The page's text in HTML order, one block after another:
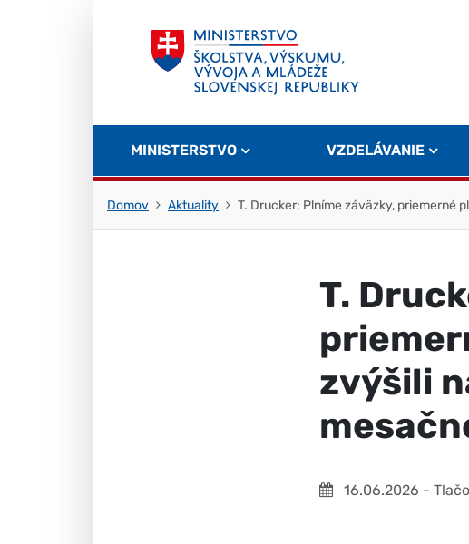
MINISTERSTVO VZDELÁVANIE
Domov Aktuality T. Drucker: Plníme záväzky, priemerné
T.
zvýšili
16.06.2026 -